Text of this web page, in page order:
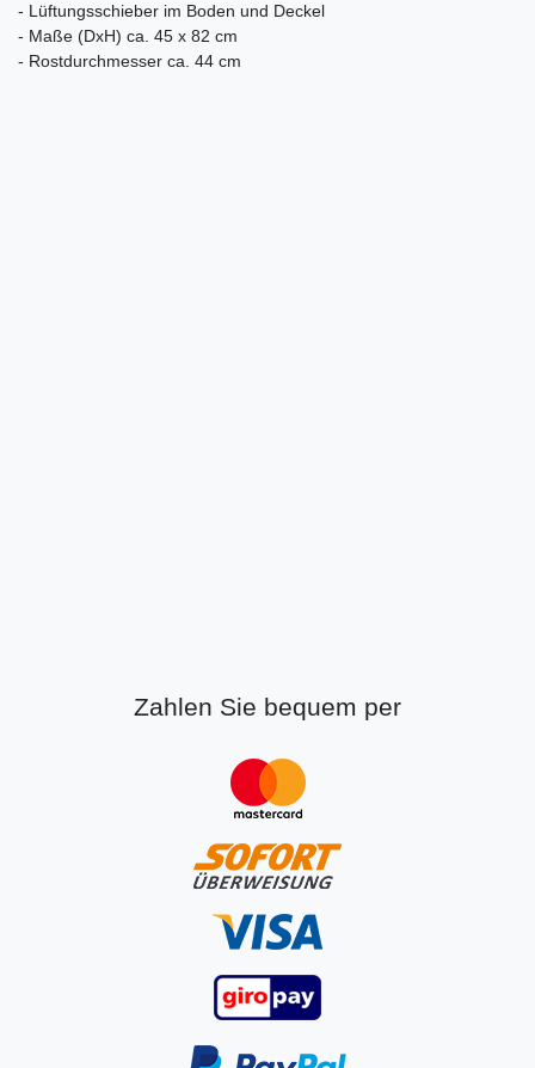
- Lüftungsschieber im Boden und Deckel
- Maße (DxH) ca. 45 x 82 cm
- Rostdurchmesser ca. 44 cm
Zahlen Sie bequem per